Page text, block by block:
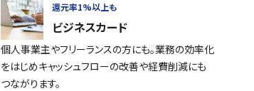
個人事業主やフリーランスの方にも。業務の効率化
をはじめキャッシュフローの改善や経費削減にも
つながります。
還元率1%以上も
ビジネスカード